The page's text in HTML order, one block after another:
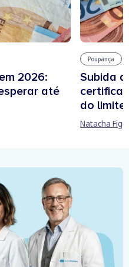
2026:
até
Poupança
Subida
do limite
Natacha